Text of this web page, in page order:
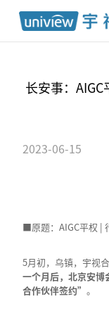
长安事：
2023-06-15
■原题：AIGC平权 |
5月初，乌镇，宇视
一个月后，北京安
合作伙伴签约”。